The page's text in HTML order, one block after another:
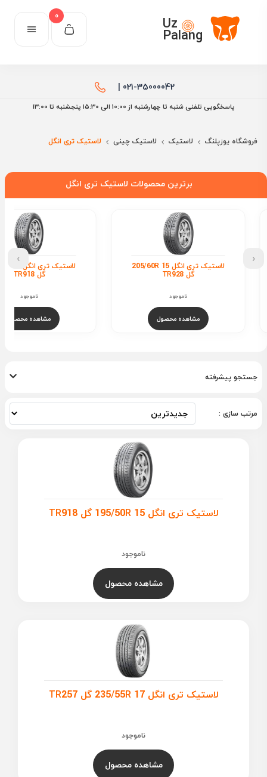
Uz
Palang
0
021-35000042 |
پاسخگویی تلفنی شنبه تا چهارشنبه از 10:00 الی ۱۵:30 پنجشنبه تا 13:00
فروشگاه یوزپلنگ لاستیک لاستیک چینی لاستیک تری انگل
برترین محصولات لاستیک تری انگل
لاستیک تری انگل 205/60R 15
گل TR928
ناموجود
مشاهده محصول
گل TR918
ناموجود
مشاهده محصول
‹
›
جستجو پیشرفته
مرتب سازی :
لاستیک تری انگل 195/50R 15 گل TR918
ناموجود
مشاهده محصول
لاستیک تری انگل 235/55R 17 گل TR257
ناموجود
مشاهده محصول